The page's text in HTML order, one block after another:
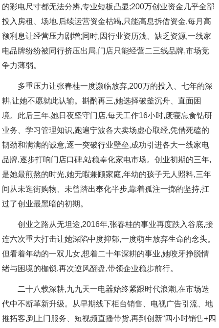
的彩电尺寸都无法分辨,专业短板凸显;200万创业资金几乎全部
投入房租、场地,后续运营资金枯竭,只能高息拆借资金,每月高
额利息让经营压力剧增;同时,因行业资历浅、缺乏资源,一线家
电品牌纷纷被同行挤压出局,门店只能经营二三线品牌,市场竞
争力薄弱。
多重压力让张春桂一度濒临放弃,200万的投入、七年的深
耕,让她不愿就此认输。斟酌再三,她选择破釜沉舟、直面困
境。此后三年,她日夜坚守门店,每天工作16小时,废寝忘食钻研
业务、学习管理知识,跑遍宁波各大卖场虚心取经,凭借死磕的
韧劲和满满的诚意,逐一突破行业壁垒,成功引进各大一线家电
品牌,逐步打响门店口碑,站稳奉化家电市场。创业初期的三年,
是她最煎熬的时光,她无暇兼顾家庭,年幼的孩子无人照料,三年
间从未逛街购物、未曾踏出奉化半步,靠着孤注一掷的坚持,扛
过了创业最黑暗的初期。
创业之路从无坦途,2016年,张春桂的事业再度跌入谷底,接
连六次重大打击让她深陷中度抑郁,一度萌生放弃生命的念头。
但看着年幼的一双儿女,想着二十年深耕的事业,她咬牙挣脱情
绪与困境的枷锁,再次逆风翻盘,带领企业稳步前行。
二十八载深耕,九九天一电器始终紧跟时代浪潮,在市场迭
代中不断革新升级。从早期线下柜台销售、电视广告引流、地
推拓客,到上门服务、短视频直播带货,再到创新“四小时销售+四